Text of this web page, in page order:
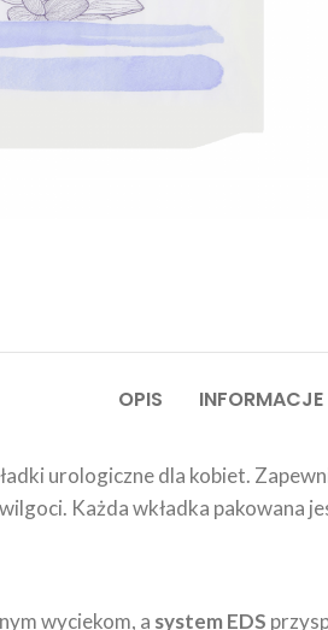
OPIS
urologiczne dla kobiet.
Każda wkładka pakowana
wyciekom, a system EDS